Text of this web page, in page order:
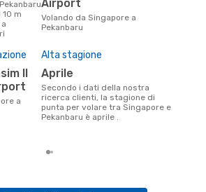
m
Airport
Volando da Singapore a
Pekanbaru
Alta stagione
aprile
Secondo i dati della nostra
ricerca clienti, la stagione di
punta per volare tra Singapore e
Pekanbaru è aprile .